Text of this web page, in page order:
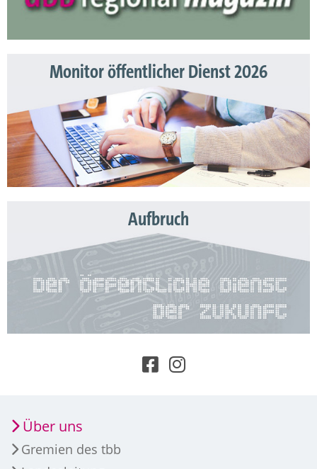
Monitor öffentlicher Dienst 2026
Aufbruch
Über uns
Gremien des tbb